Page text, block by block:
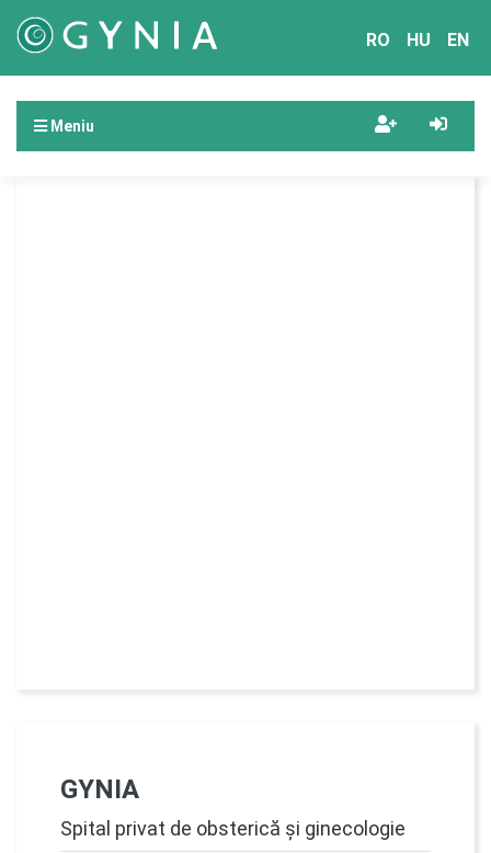
RO HU EN
Meniu
GYNIA
Spital privat de obsterică și ginecologie